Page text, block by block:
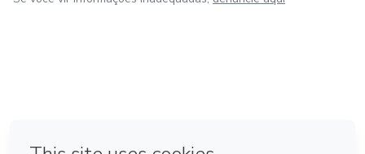
em Bogotá